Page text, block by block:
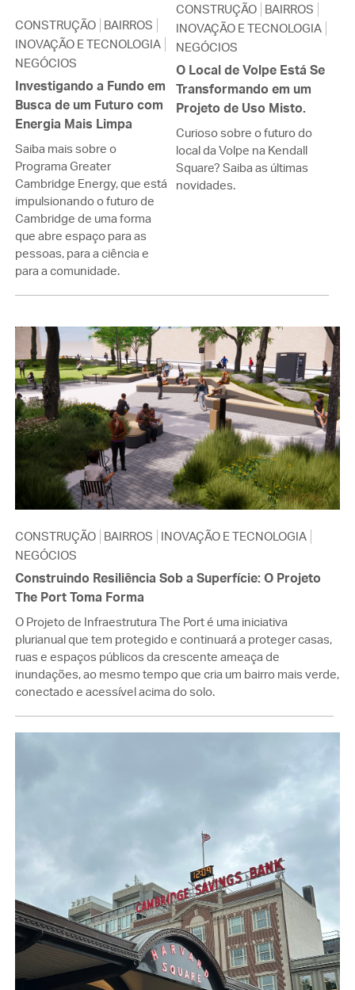
CONSTRUÇÃO BAIRROS
INOVAÇÃO E TECNOLOGIA
NEGÓCIOS
Investigando a Fundo em
Busca de um Futuro com
Energia Mais Limpa
Saiba mais sobre o
Programa Greater
Cambridge Energy, que está
impulsionando o futuro de
Cambridge de uma forma
que abre espaço para as
pessoas, para a ciência e
para a comunidade.
CONSTRUÇÃO BAIRROS
INOVAÇÃO E TECNOLOGIA
NEGÓCIOS
O Local de Volpe Está Se
Transformando em um
Projeto de Uso Misto.
Curioso sobre o futuro do
local da Volpe na Kendall
Square? Saiba as últimas
novidades.
CONSTRUÇÃO BAIRROS
INOVAÇÃO E TECNOLOGIA
NEGÓCIOS
Construindo Resiliência Sob a Superfície: O Projeto
The Port Toma Forma
O Projeto de Infraestrutura The Port é uma iniciativa
plurianual que tem protegido e continuará a proteger casas,
ruas e espaços públicos da crescente ameaça de
inundações, ao mesmo tempo que cria um bairro mais verde,
conectado e acessível acima do solo.